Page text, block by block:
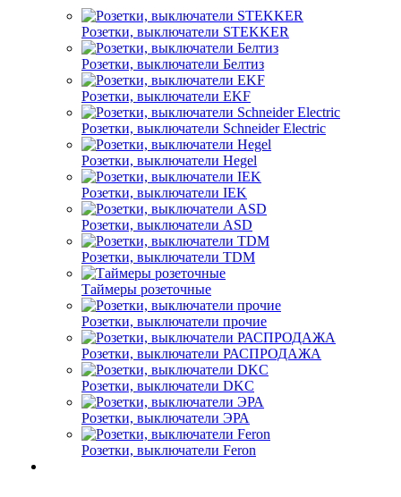
Розетки, выключатели STEKKER
Розетки, выключатели Белтиз
Розетки, выключатели EKF
Розетки, выключатели Schneider Electric
Розетки, выключатели Hegel
Розетки, выключатели IEK
Розетки, выключатели ASD
Розетки, выключатели TDM
Таймеры розеточные
Розетки, выключатели прочие
Розетки, выключатели РАСПРОДАЖА
Розетки, выключатели DKC
Розетки, выключатели ЭРА
Розетки, выключатели Feron